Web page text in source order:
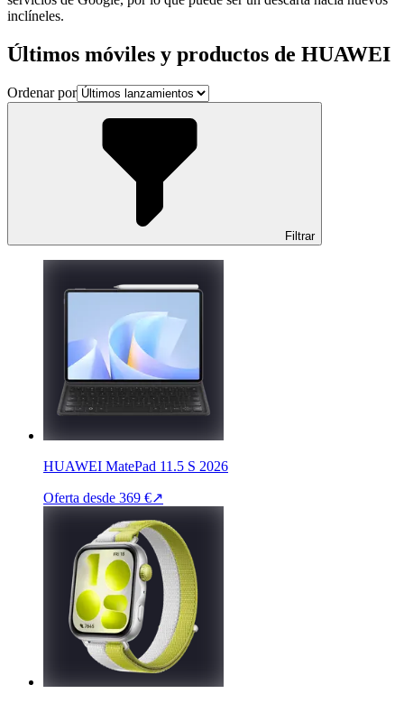
inclíneles.
Últimos móviles y productos de HUAWEI
Ordenar por
Filtrar
HUAWEI MatePad 11.5 S 2026
Oferta desde 369 €↗